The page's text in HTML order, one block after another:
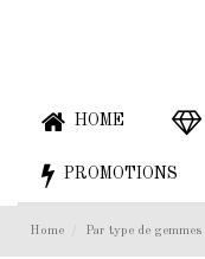
HOME
PROMOTIONS
Home Par type de gemmes